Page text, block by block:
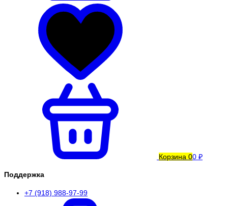
Корзина 00 ₽
Поддержка
+7 (918) 988-97-99